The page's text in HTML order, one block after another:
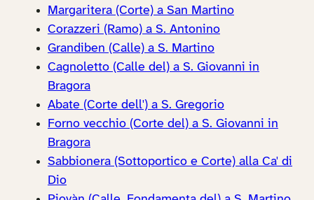
Margaritera (Corte) a San Martino
Corazzeri (Ramo) a S. Antonino
Grandiben (Calle) a S. Martino
Cagnoletto (Calle del) a S. Giovanni in
Bragora
Abate (Corte dell') a S. Gregorio
Forno vecchio (Corte del) a S. Giovanni in
Bragora
Sabbionera (Sottoportico e Corte) alla Ca' di
Dio